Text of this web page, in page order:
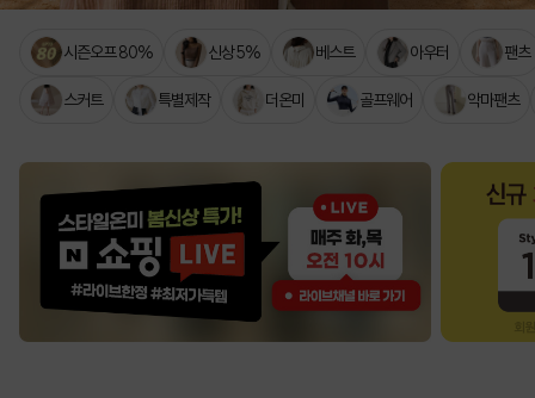
시즌오프 80% 신상 5% 베스트 아우터 팬츠
스커트 특별제작 더온미 골프웨어 악마팬츠